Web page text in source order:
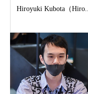
Hiroyuki Kubota（Hiro...